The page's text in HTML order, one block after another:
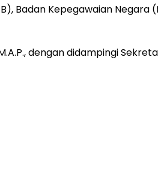
Badan Kepegawaian
dengan didampingi